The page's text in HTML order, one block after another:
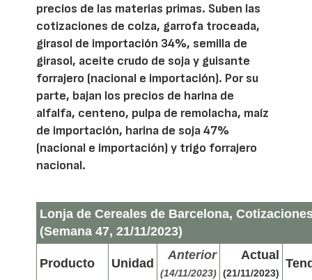
precios de las materias primas. Suben las
cotizaciones de colza, garrofa troceada,
girasol de importación 34%, semilla de
girasol, aceite crudo de soja y guisante
forrajero (nacional e importación). Por su
parte, bajan los precios de harina de
alfalfa, centeno, pulpa de remolacha, maíz
de importación, harina de soja 47%
(nacional e importación) y trigo forrajero
nacional.
Lonja de Cereales de Barcelona,
(Semana 47, 21/11/2023)
Producto Unidad
Anterior
(14/11/2023)
Actual
(21/11/2023)